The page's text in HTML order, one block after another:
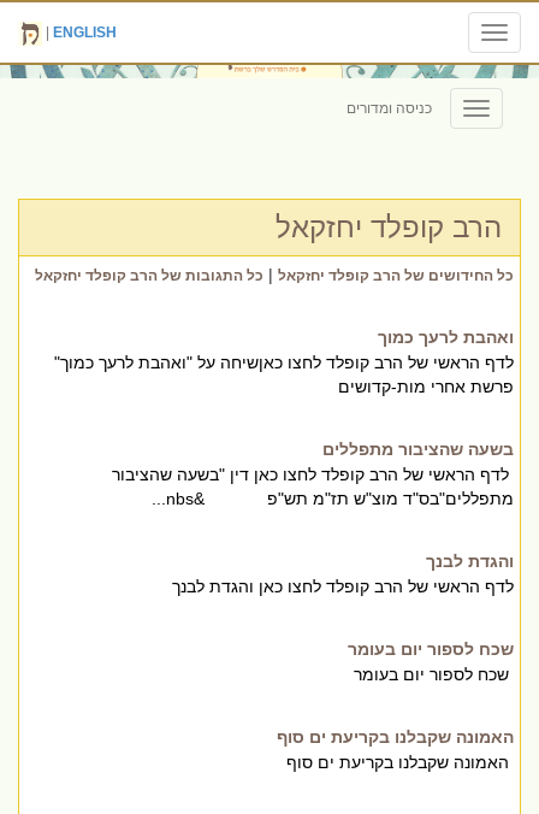
Toggle
navigation
ENGLISH
Toggle
navigation
כניסה ומדורים
הרב קופלד יחזקאל
כל החידושים של הרב קופלד יחזקאל | כל התגובות של הרב קופלד יחזקאל
ואהבת לרעך כמוך
לדף הראשי של הרב קופלד לחצו כאןשיחה על "ואהבת לרעך כמוך"
פרשת אחרי מות-קדושים
בשעה שהציבור מתפללים
לדף הראשי של הרב קופלד לחצו כאן דין "בשעה שהציבור
מתפללים"בס"ד מוצ"ש תז"מ תש"פ &nbs...
והגדת לבנך
לדף הראשי של הרב קופלד לחצו כאן והגדת לבנך
שכח לספור יום בעומר
שכח לספור יום בעומר
האמונה שקבלנו בקריעת ים סוף
האמונה שקבלנו בקריעת ים סוף